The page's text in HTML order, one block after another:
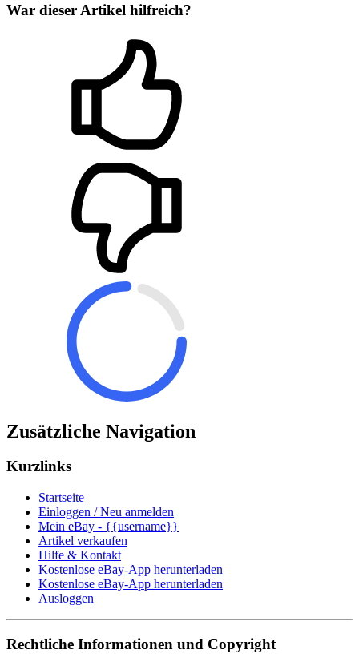
War dieser Artikel hilfreich?
Zusätzliche Navigation
Kurzlinks
Startseite
Einloggen / Neu anmelden
Mein eBay - {{username}}
Artikel verkaufen
Hilfe & Kontakt
Kostenlose eBay-App herunterladen
Kostenlose eBay-App herunterladen
Ausloggen
Rechtliche Informationen und Copyright